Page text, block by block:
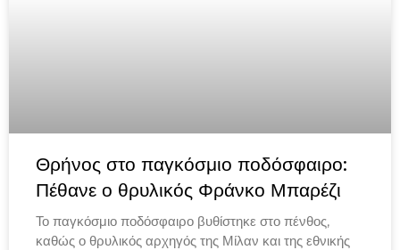
Θρήνος στο παγκόσμιο ποδόσφαιρο:
Πέθανε ο θρυλικός Φράνκο Μπαρέζι
Το παγκόσμιο ποδόσφαιρο βυθίστηκε στο πένθος,
καθώς ο θρυλικός αρχηγός της Μίλαν και της εθνικής